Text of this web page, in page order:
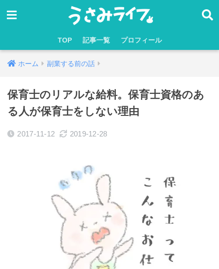
TOP 記事一覧 プロフィール
ホーム 副業する前の話
保育士のリアルな給料。保育士資格のあ
る人が保育士をしない理由
2017-11-12 2019-12-28